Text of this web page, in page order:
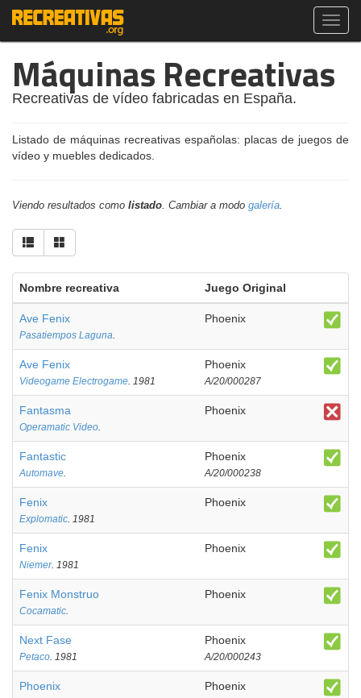
Máquinas Recreativas
Recreativas de vídeo fabricadas en España.
Listado de máquinas recreativas españolas: placas de juegos de
vídeo y muebles dedicados.
Viendo resultados como listado. Cambiar a modo galería.
Nombre recreativa Juego Original
Ave Fenix
Pasatiempos Laguna.
Phoenix
Ave Fenix
Videogame Electrogame. 1981
Phoenix
A/20/000287
Fantasma
Operamatic Video.
Phoenix
Fantastic
Automave.
Phoenix
A/20/000238
Fenix
Explomatic. 1981
Phoenix
Fenix
Niemer. 1981
Phoenix
Fenix Monstruo
Cocamatic.
Phoenix
Next Fase
Petaco. 1981
Phoenix
A/20/000243
Phoenix Phoenix